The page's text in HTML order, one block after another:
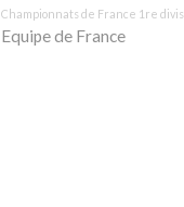
Championnats de France 1re
Equipe de France